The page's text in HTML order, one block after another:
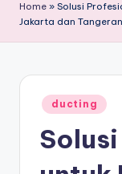
Home » Solusi
Jakarta dan
Posted
in
ducting